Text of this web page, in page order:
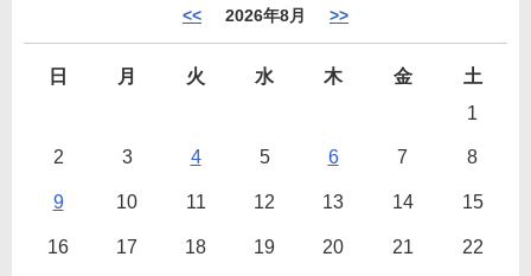
<< 2026年8月 >>
日 月 火 水 木 金
土
1
2 3 4 5 6 7 8
9 10 11 12 13 14 15
16 17 18 19 20 21 22